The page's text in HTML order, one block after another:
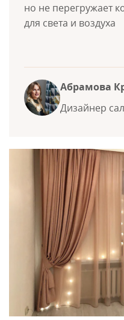
Абрамова
Дизайнер
но не перегружает
для света и воздуха